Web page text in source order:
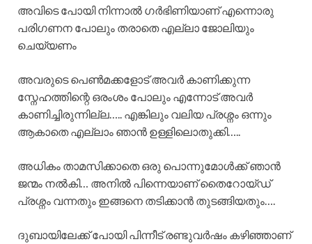
അവിടെ പോയി നിന്നാൽ ഗർഭിണിയാണ് എന്നൊരു
പരിഗണന പോലും തരാതെ എല്ലാ ജോലിയും
ചെയ്യണം
അവരുടെ പെൺമക്കളോട് അവർ കാണിക്കുന്ന
സ്നേഹത്തിന്റെ ഒരംശം പോലും എന്നോട് അവർ
കാണിച്ചിരുന്നില്ല….. എങ്കിലും വലിയ പ്രശ്നം ഒന്നും
ആകാതെ എല്ലാം ഞാൻ ഉള്ളിലൊതുക്കി…..
അധികം താമസിക്കാതെ ഒരു പൊന്നുമോൾക്ക് ഞാൻ
ജന്മം നൽകി… അനിൽ പിന്നെയാണ് തൈറോയ്ഡ്
പ്രശ്നം വന്നതും ഇങ്ങനെ തടിക്കാൻ തുടങ്ങിയതും….
ദുബായിലേക്ക് പോയി പിന്നീട് രണ്ടുവർഷം കഴിഞ്ഞാണ്